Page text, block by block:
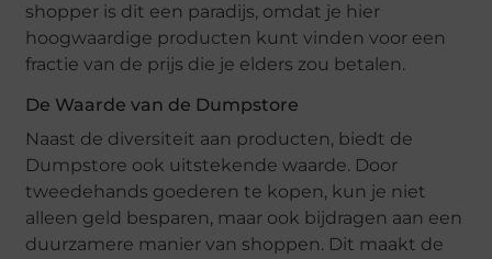
shopper is dit een paradijs, omdat je hier
hoogwaardige producten kunt vinden voor een
fractie van de prijs die je elders zou betalen.
De Waarde van de Dumpstore
Naast de diversiteit aan producten, biedt de
Dumpstore ook uitstekende waarde. Door
tweedehands goederen te kopen, kun je niet
alleen geld besparen, maar ook bijdragen aan een
duurzamere manier van shoppen. Dit maakt de